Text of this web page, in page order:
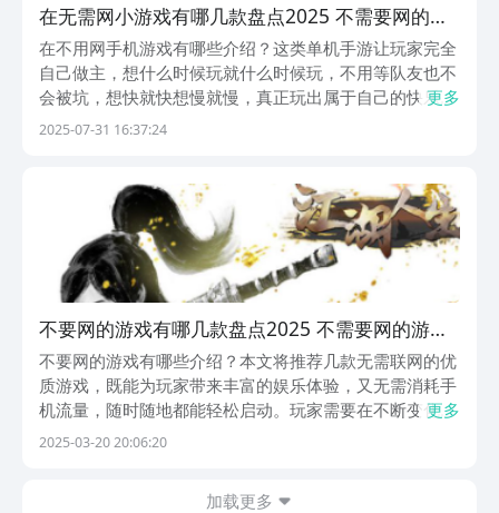
在无需网小游戏有哪几款盘点2025 不需要网的手
机游戏榜单
在不用网手机游戏有哪些介绍？这类单机手游让玩家完全
自己做主，想什么时候玩就什么时候玩，不用等队友也不
会被坑，想快就快想慢就慢，真正玩出属于自己的快乐。
特别是那些小团队精心打造的手游，每个细节都藏着开发
更多
2025-07-31 16:37:24
不要网的游戏有哪几款盘点2025 不需要网的游戏
合辑
不要网的游戏有哪些介绍？本文将推荐几款无需联网的优
质游戏，既能为玩家带来丰富的娱乐体验，又无需消耗手
机流量，随时随地都能轻松启动。玩家需要在不断变化的
地铁轨道上躲避障碍，收集金币，体验速度与激情的碰
更多
2025-03-20 20:06:20
加载更多